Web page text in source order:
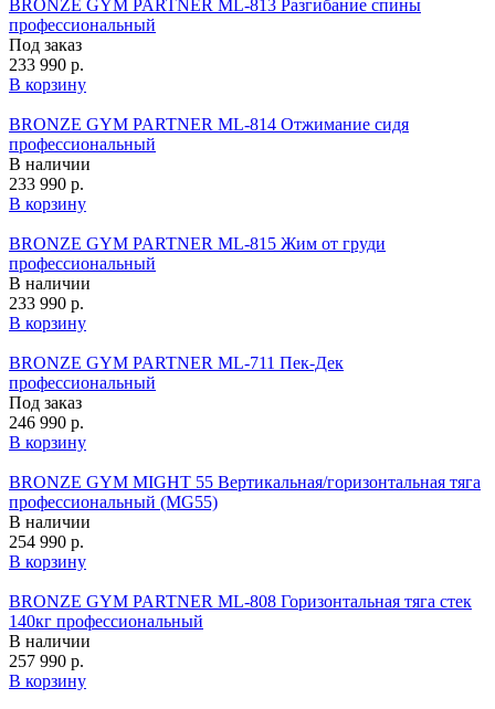
BRONZE GYM PARTNER ML-813 Разгибание спины
профессиональный
Под заказ
233 990 р.
В корзину
BRONZE GYM PARTNER ML-814 Отжимание сидя
профессиональный
В наличии
233 990 р.
В корзину
BRONZE GYM PARTNER ML-815 Жим от груди
профессиональный
В наличии
233 990 р.
В корзину
BRONZE GYM PARTNER ML-711 Пек-Дек
профессиональный
Под заказ
246 990 р.
В корзину
BRONZE GYM MIGHT 55 Вертикальная/горизонтальная тяга
профессиональный (MG55)
В наличии
254 990 р.
В корзину
BRONZE GYM PARTNER ML-808 Горизонтальная тяга стек
140кг профессиональный
В наличии
257 990 р.
В корзину